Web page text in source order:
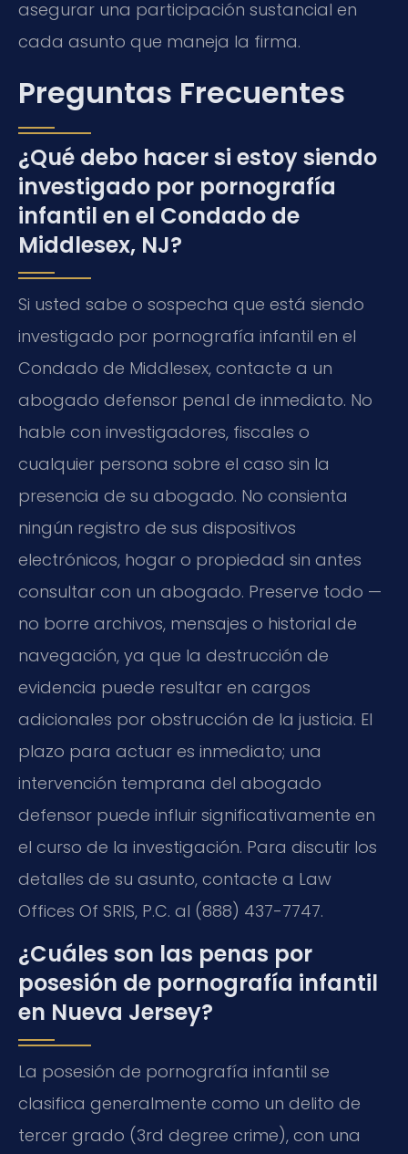
asegurar una participación sustancial en
cada asunto que maneja la firma.
Preguntas Frecuentes
¿Qué debo hacer si estoy siendo
investigado por pornografía
infantil en el Condado de
Middlesex, NJ?
Si usted sabe o sospecha que está siendo
investigado por pornografía infantil en el
Condado de Middlesex, contacte a un
abogado defensor penal de inmediato. No
hable con investigadores, fiscales o
cualquier persona sobre el caso sin la
presencia de su abogado. No consienta
ningún registro de sus dispositivos
electrónicos, hogar o propiedad sin antes
consultar con un abogado. Preserve todo —
no borre archivos, mensajes o historial de
navegación, ya que la destrucción de
evidencia puede resultar en cargos
adicionales por obstrucción de la justicia. El
plazo para actuar es inmediato; una
intervención temprana del abogado
defensor puede influir significativamente en
el curso de la investigación. Para discutir los
detalles de su asunto, contacte a Law
Offices Of SRIS, P.C. al (888) 437-7747.
¿Cuáles son las penas por
posesión de pornografía infantil
en Nueva Jersey?
La posesión de pornografía infantil se
clasifica generalmente como un delito de
tercer grado (3rd degree crime), con una